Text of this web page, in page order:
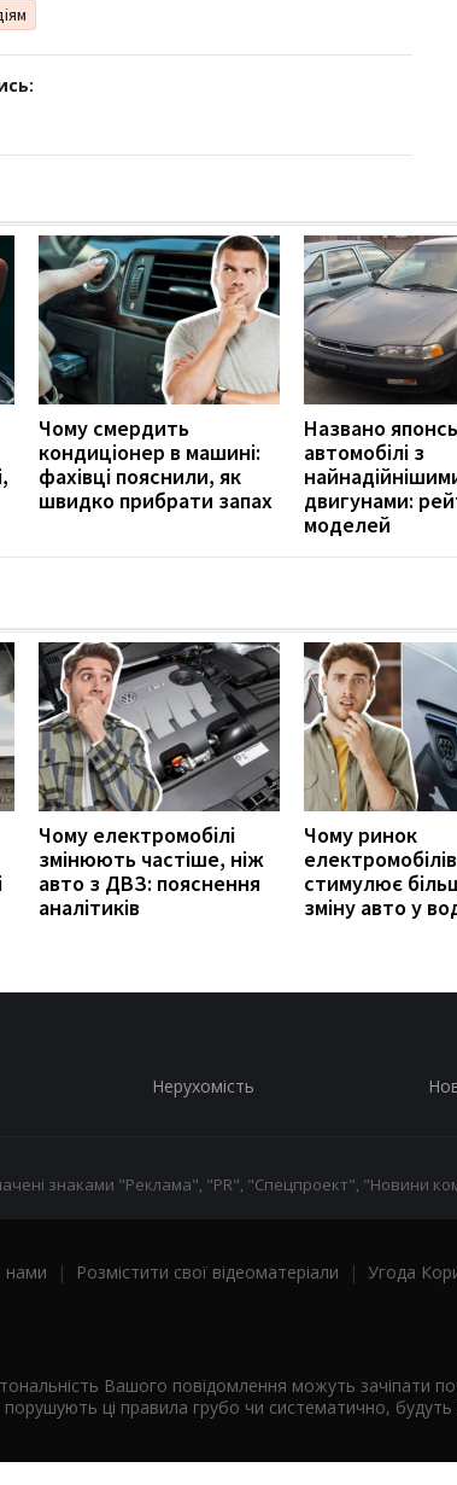
Чому смердить
кондиціонер в машині:
фахівці пояснили, як
швидко прибрати запах
Названо
автомобілі з
двигунами:
моделей
Чому електромобілі
змінюють частіше, ніж
авто з ДВЗ: пояснення
аналітиків
Чому ринок
електромобілів
стимулює
зміну авто у
Нерухомість
знаками "Реклама", "PR", "Спецпроект", "Новини
нами | Розмістити свої відеоматеріали | Угода
Вашого повідомлення можуть зачіпати
ці правила грубо чи систематично, будуть